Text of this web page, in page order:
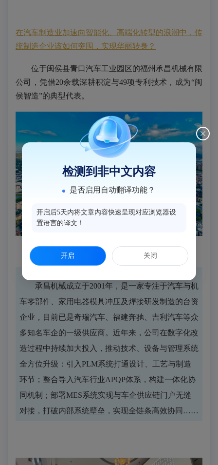
在汽车制造业加速向智能化、高端化转型的浪潮中，传
统制造企业该如何突围，实现华丽转身？
位于闽侯县青口汽车工业园区的福州承昌机械有限
公司，凭借20余载深耕积淀与49项专利技术，成为“闽
侯智造”的典型代表。
▲高质量发展的东南汽车城
承昌机械成立于2001年，是一家专注于汽车与机
车零部件、家用电器模具冲压及焊接研发制造的台资
企业，目前已是奇瑞汽车、福建奔驰、吉利汽车等众
多知名车企的一级供应商。近年来，公司在数字化改
造过程中持续加大投入，推动技术、设备与管理系统
全方位升级：引入PLM系统打通设计、工艺与制造
环节；整合导入汽车行业APQP体系，构建一体化协
同机制；部署MES系统实现与车企供应链门户无缝
对接，打破内部系统壁垒，实现全链条高效协同……
检测到非中文内容
是否启用自动翻译功能？
开启后5天内将文章内容快速呈现对应浏览器设
置语言的译文！
开启 关闭